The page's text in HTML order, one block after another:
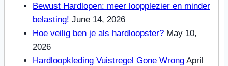
Bewust Hardlopen: meer loopplezier en minder
belasting! June 14, 2026
Hoe veilig ben je als hardloopster? May 10,
2026
Hardloopkleding Vuistregel Gone Wrong April